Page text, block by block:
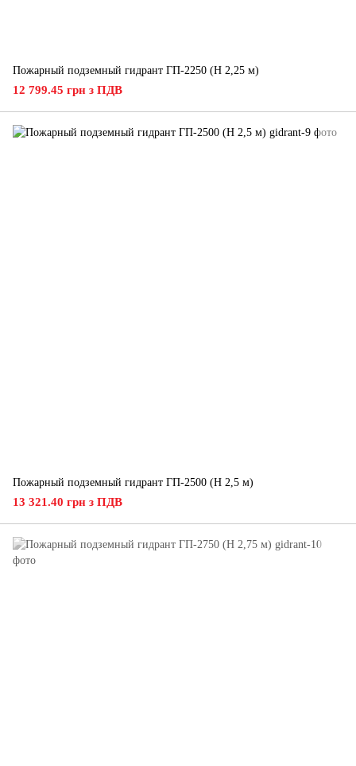
Пожарный подземный гидрант ГП-2250 (H 2,25 м)
12 799.45 грн з ПДВ
Пожарный подземный гидрант ГП-2500 (H 2,5 м)
13 321.40 грн з ПДВ